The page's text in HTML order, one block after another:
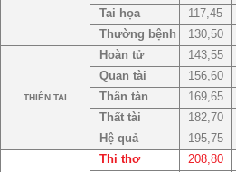
Tai họa
Thường bệnh
THIÊN TAI
Hoàn tử
Quan tài
Thân tàn
Thất tài
Hệ quả
Thi thơ
117,45
130,50
143,55
156,60
169,65
182,70
195,75
208,80